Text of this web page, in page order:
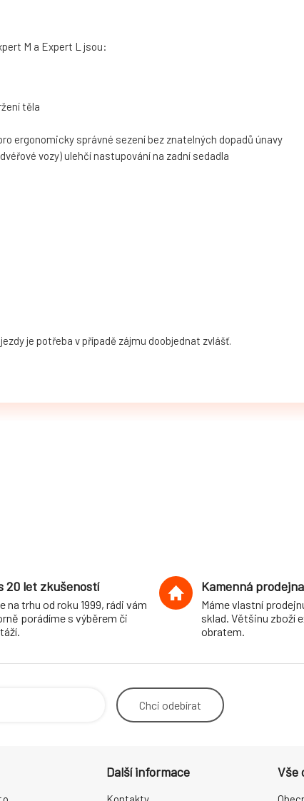
M a Expert L jsou:
těla
ergonomicky správné sezení bez znatelných dopadů únavy
vozy) ulehčí nastupování na zadní sedadla
je potřeba v případě zájmu doobjednat zvlášť.
20 let zkušeností
na trhu od roku 1999, rádi vám
porádíme s výběrem či
Kamenná prodejna
Máme vlastní
sklad. Většinu zboží
obratem.
Chci odebírat
Další informace Vše